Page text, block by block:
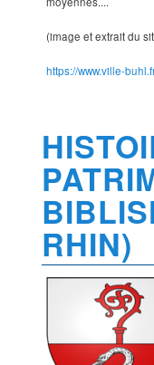
(image et extrait du
https://www.ville-
RHIN)